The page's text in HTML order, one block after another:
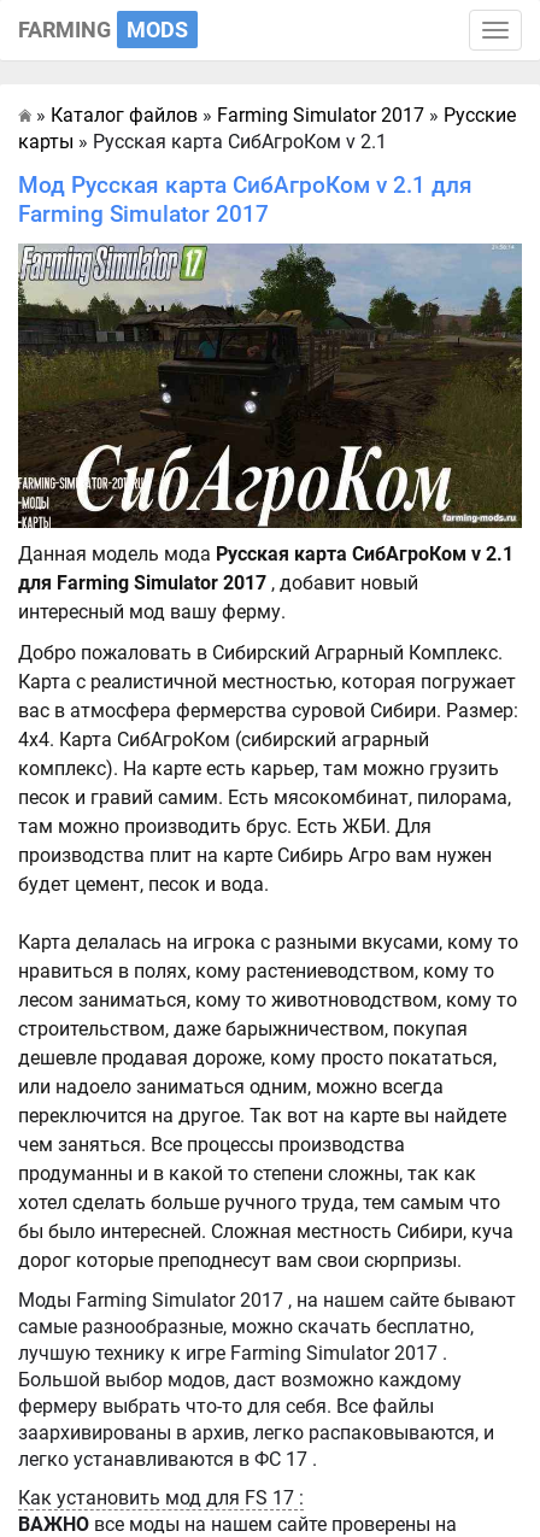
Toggle
FARMING MODS
Главная
» Каталог файлов » Farming Simulator 2017 » Русские
карты » Русская карта СибАгроКом v 2.1
Мод Русская карта СибАгроКом v 2.1 для
Farming Simulator 2017
Данная модель мода Русская карта СибАгроКом v 2.1
для Farming Simulator 2017 , добавит новый
интересный мод вашу ферму.
Добро пожаловать в Сибирский Аграрный Комплекс.
Карта с реалистичной местностью, которая погружает
вас в атмосфера фермерства суровой Сибири. Размер:
4х4. Карта СибАгроКом (сибирский аграрный
комплекс). На карте есть карьер, там можно грузить
песок и гравий самим. Есть мясокомбинат, пилорама,
там можно производить брус. Есть ЖБИ. Для
производства плит на карте Сибирь Агро вам нужен
будет цемент, песок и вода.
Карта делалась на игрока с разными вкусами, кому то
нравиться в полях, кому растениеводством, кому то
лесом заниматься, кому то животноводством, кому то
строительством, даже барыжничеством, покупая
дешевле продавая дороже, кому просто покататься,
или надоело заниматься одним, можно всегда
переключится на другое. Так вот на карте вы найдете
чем заняться. Все процессы производства
продуманны и в какой то степени сложны, так как
хотел сделать больше ручного труда, тем самым что
бы было интересней. Сложная местность Сибири, куча
дорог которые преподнесут вам свои сюрпризы.
Моды Farming Simulator 2017 , на нашем сайте бывают
самые разнообразные, можно скачать бесплатно,
лучшую технику к игре Farming Simulator 2017 .
Большой выбор модов, даст возможно каждому
фермеру выбрать что-то для себя. Все файлы
заархивированы в архив, легко распаковываются, и
легко устанавливаются в ФС 17 .
Как установить мод для FS 17 :
ВАЖНО все моды на нашем сайте проверены на